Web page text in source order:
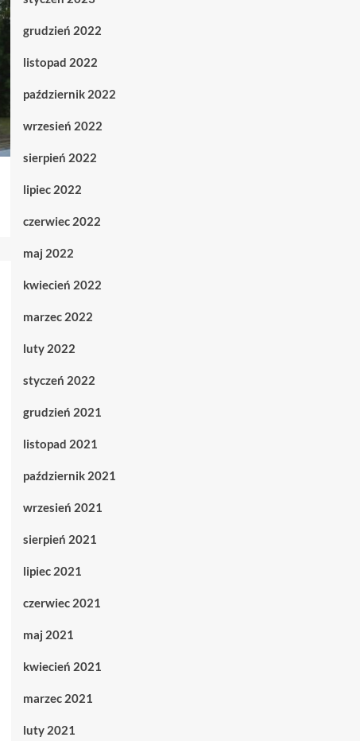
grudzień 2022
listopad 2022
październik 2022
wrzesień 2022
sierpień 2022
lipiec 2022
czerwiec 2022
maj 2022
kwiecień 2022
marzec 2022
luty 2022
styczeń 2022
grudzień 2021
listopad 2021
październik 2021
wrzesień 2021
sierpień 2021
lipiec 2021
czerwiec 2021
maj 2021
kwiecień 2021
marzec 2021
luty 2021